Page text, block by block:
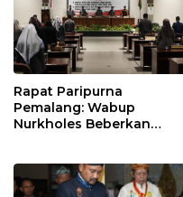
Rapat Paripurna
Pemalang: Wabup
Nurkholes Beberkan